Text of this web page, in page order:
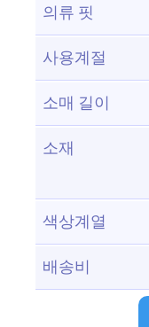
의류 핏
사용계절
소매 길이
소재
색상계열
배송비